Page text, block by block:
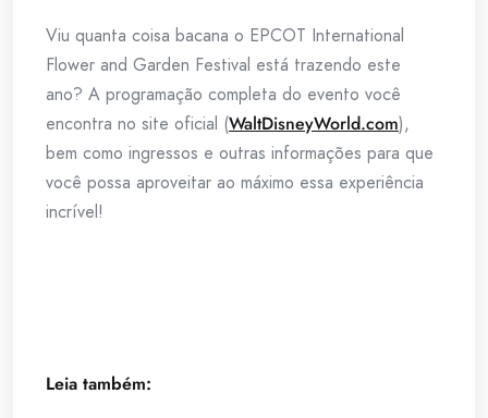
Viu quanta coisa bacana o EPCOT International
Flower and Garden Festival está trazendo este
ano? A programação completa do evento você
encontra no site oficial (WaltDisneyWorld.com),
bem como ingressos e outras informações para que
você possa aproveitar ao máximo essa experiência
incrível!
Leia também: